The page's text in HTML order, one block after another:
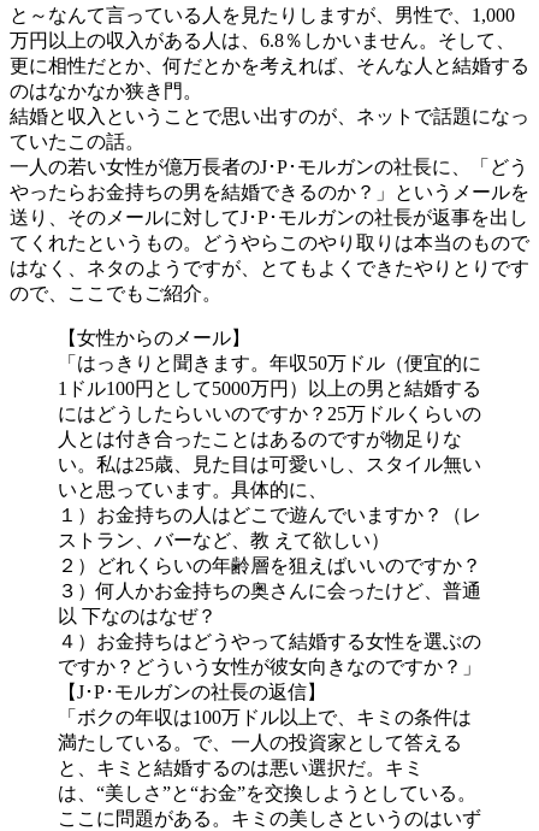
と～なんて言っている人を見たりしますが、男性で、1,000
万円以上の収入がある人は、6.8％しかいません。そして、
更に相性だとか、何だとかを考えれば、そんな人と結婚する
のはなかなか狭き門。
結婚と収入ということで思い出すのが、ネットで話題になっ
ていたこの話。
一人の若い女性が億万長者のJ･P･モルガンの社長に、「どう
やったらお金持ちの男を結婚できるのか？」というメールを
送り、そのメールに対してJ･P･モルガンの社長が返事を出し
てくれたというもの。どうやらこのやり取りは本当のもので
はなく、ネタのようですが、とてもよくできたやりとりです
ので、ここでもご紹介。
【女性からのメール】
「はっきりと聞きます。年収50万ドル（便宜的に
1ドル100円として5000万円）以上の男と結婚する
にはどうしたらいいのですか？25万ドルくらいの
人とは付き合ったことはあるのですが物足りな
い。私は25歳、見た目は可愛いし、スタイル無い
いと思っています。具体的に、
１）お金持ちの人はどこで遊んでいますか？（レ
ストラン、バーなど、教 えて欲しい）
２）どれくらいの年齢層を狙えばいいのですか？
３）何人かお金持ちの奥さんに会ったけど、普通
以 下なのはなぜ？
４）お金持ちはどうやって結婚する女性を選ぶの
ですか？どういう女性が彼女向きなのですか？」
【J･P･モルガンの社長の返信】
「ボクの年収は100万ドル以上で、キミの条件は
満たしている。で、一人の投資家として答える
と、キミと結婚するのは悪い選択だ。キミ
は、“美しさ”と“お金”を交換しようとしている。
ここに問題がある。キミの美しさというのはいず